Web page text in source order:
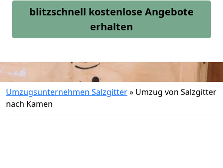
blitzschnell kostenlose Angebote
erhalten
Umzugsunternehmen Salzgitter» Umzug von Salzgitter
nach Kamen